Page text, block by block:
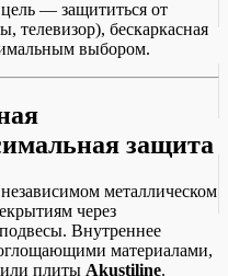
— защититься от
телевизор), бескаркасная
выбором.
защита
металлическом
через
Внутреннее
материалами,
или плиты Akustiline.